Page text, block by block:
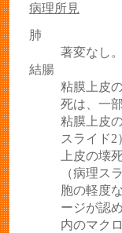
JASV年次大
第８回養豚従
第12回PCC症
第７回口蹄疫
JASVベンチ
薬剤耐性対策
JASV年次大
病理所見
肺
著変なし
結腸
粘膜上皮
死は、一
粘膜上皮
スライド
上皮の壊
（病理ス
胞の軽度
ージが認
内のマク